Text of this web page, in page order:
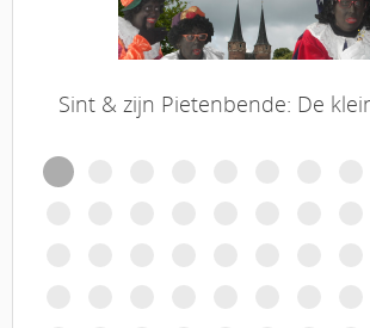
Sint & zijn Pietenbende: De